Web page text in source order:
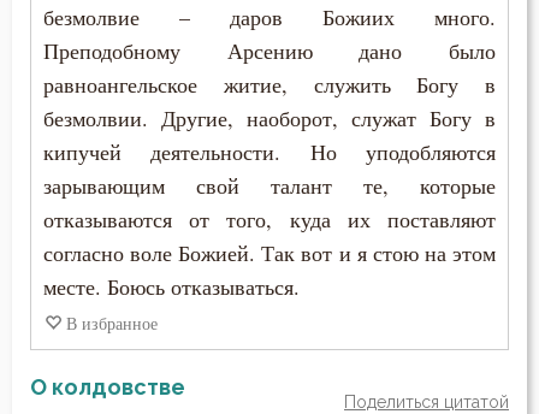
безмолвие – даров Божиих много.
Преподобному Арсению дано было
равноангельское житие, служить Богу в
безмолвии. Другие, наоборот, служат Богу в
кипучей деятельности. Но уподобляются
зарывающим свой талант те, которые
отказываются от того, куда их поставляют
согласно воле Божией. Так вот и я стою на этом
месте. Боюсь отказываться.
В избранное
О колдовстве
Поделиться цитатой